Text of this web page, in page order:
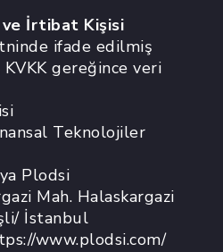
İrtibat Kişisi
ifade edilmiş
gereğince veri
Teknolojiler
Plodsi
Mah. Halaskargazi
İstanbul
www.plodsi.com/